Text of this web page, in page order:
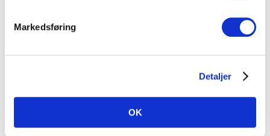
Markedsføring
Detaljer
OK
Dessert Småretter
Egg,Vinslanter